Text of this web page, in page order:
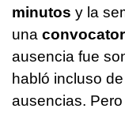
minutos y la
una
ausencia fue
habló incluso
ausencias.